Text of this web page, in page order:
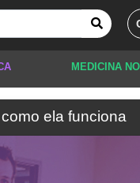
MEDICINA
ela funciona